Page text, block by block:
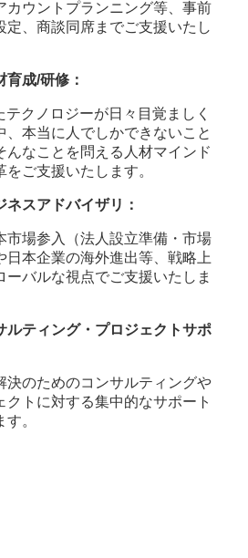
カウントプランニング等、事前
定、商談同席までご支援いたし
成/研修：
クノロジーが日々目覚ましく
、本当に人でしかできないこと
んなことを問える人材マインド
ご支援いたします。
ネスアドバイザリ：
市場参入（法人設立準備・市場
日本企業の海外進出等、戦略上
ーバルな視点でご支援いたしま
ルティング・プロジェクトサポ
決のためのコンサルティングや
クトに対する集中的なサポート
。